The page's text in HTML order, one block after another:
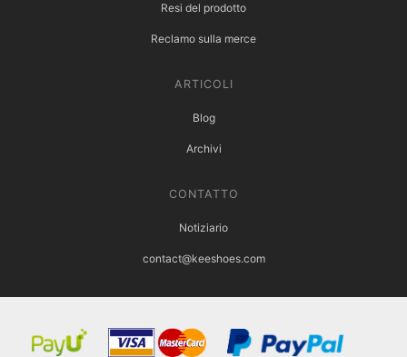
Resi del prodotto
Reclamo sulla merce
ARTICOLI
Blog
Archivi
CONTATTO
Notiziario
contact@keeshoes.com